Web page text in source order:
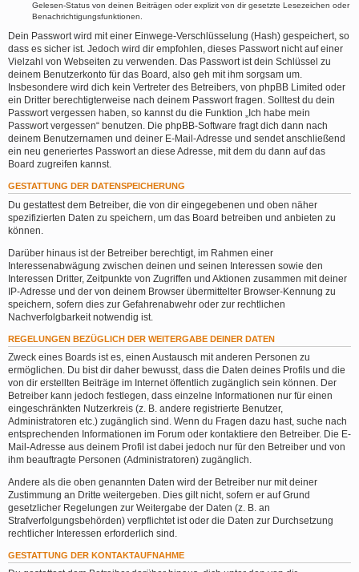
Gelesen-Status von deinen Beiträgen oder explizit von dir gesetzte Lesezeichen oder
Benachrichtigungsfunktionen.
Dein Passwort wird mit einer Einwege-Verschlüsselung (Hash) gespeichert, so
dass es sicher ist. Jedoch wird dir empfohlen, dieses Passwort nicht auf einer
Vielzahl von Webseiten zu verwenden. Das Passwort ist dein Schlüssel zu
deinem Benutzerkonto für das Board, also geh mit ihm sorgsam um.
Insbesondere wird dich kein Vertreter des Betreibers, von phpBB Limited oder
ein Dritter berechtigterweise nach deinem Passwort fragen. Solltest du dein
Passwort vergessen haben, so kannst du die Funktion „Ich habe mein
Passwort vergessen“ benutzen. Die phpBB-Software fragt dich dann nach
deinem Benutzernamen und deiner E-Mail-Adresse und sendet anschließend
ein neu generiertes Passwort an diese Adresse, mit dem du dann auf das
Board zugreifen kannst.
GESTATTUNG DER DATENSPEICHERUNG
Du gestattest dem Betreiber, die von dir eingegebenen und oben näher
spezifizierten Daten zu speichern, um das Board betreiben und anbieten zu
können.
Darüber hinaus ist der Betreiber berechtigt, im Rahmen einer
Interessenabwägung zwischen deinen und seinen Interessen sowie den
Interessen Dritter, Zeitpunkte von Zugriffen und Aktionen zusammen mit deiner
IP-Adresse und der von deinem Browser übermittelter Browser-Kennung zu
speichern, sofern dies zur Gefahrenabwehr oder zur rechtlichen
Nachverfolgbarkeit notwendig ist.
REGELUNGEN BEZÜGLICH DER WEITERGABE DEINER DATEN
Zweck eines Boards ist es, einen Austausch mit anderen Personen zu
ermöglichen. Du bist dir daher bewusst, dass die Daten deines Profils und die
von dir erstellten Beiträge im Internet öffentlich zugänglich sein können. Der
Betreiber kann jedoch festlegen, dass einzelne Informationen nur für einen
eingeschränkten Nutzerkreis (z. B. andere registrierte Benutzer,
Administratoren etc.) zugänglich sind. Wenn du Fragen dazu hast, suche nach
entsprechenden Informationen im Forum oder kontaktiere den Betreiber. Die E-
Mail-Adresse aus deinem Profil ist dabei jedoch nur für den Betreiber und von
ihm beauftragte Personen (Administratoren) zugänglich.
Andere als die oben genannten Daten wird der Betreiber nur mit deiner
Zustimmung an Dritte weitergeben. Dies gilt nicht, sofern er auf Grund
gesetzlicher Regelungen zur Weitergabe der Daten (z. B. an
Strafverfolgungsbehörden) verpflichtet ist oder die Daten zur Durchsetzung
rechtlicher Interessen erforderlich sind.
GESTATTUNG DER KONTAKTAUFNAHME